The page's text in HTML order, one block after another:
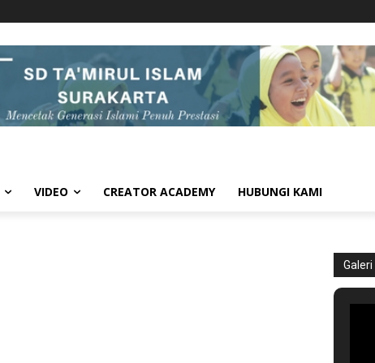
VIDEO CREATOR ACADEMY HUBUNGI KAMI
Galeri